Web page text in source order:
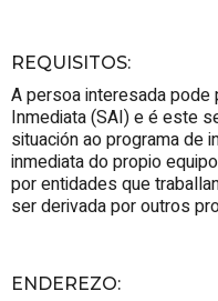
REQUISITOS:
A persoa interesada pode
Inmediata (SAI) e é este
situación ao programa de
inmediata do propio
por entidades que
ser derivada por outros
ENDEREZO: